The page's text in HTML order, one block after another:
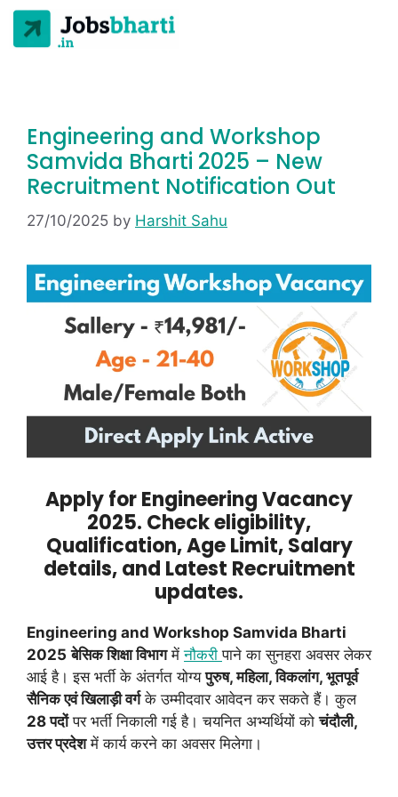
Engineering and Workshop
Samvida Bharti 2025 – New
Recruitment Notification Out
27/10/2025 by Harshit Sahu
Apply for Engineering Vacancy
2025. Check eligibility,
Qualification, Age Limit, Salary
details, and Latest Recruitment
updates.
Engineering and Workshop Samvida Bharti
2025 बेसिक शिक्षा विभागमेंनौकरीपाने का सुनहरा अवसर लेकर
आई है। इस भर्ती के अंतर्गत योग्यपुरुष, महिला, विकलांग, भूतपूर्व
सैनिक एवं खिलाड़ी वर्गके उम्मीदवार आवेदन कर सकते हैं। कुल
28 पदोंपर भर्ती निकाली गई है। चयनित अभ्यर्थियों कोचंदौली,
उत्तर प्रदेशमें कार्य करने का अवसर मिलेगा।